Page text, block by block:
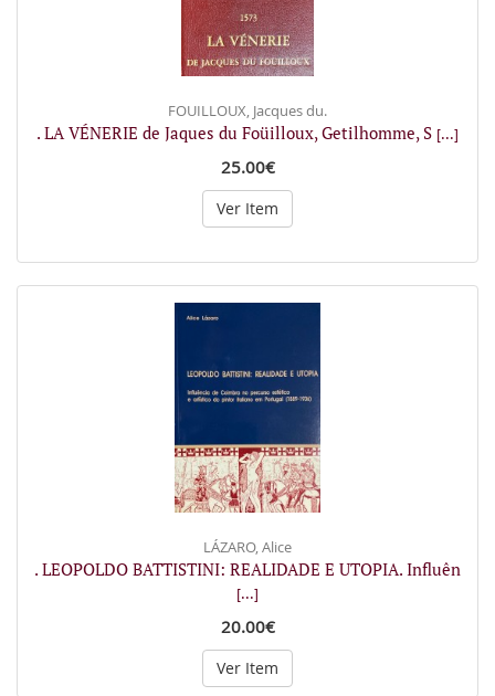
FOUILLOUX, Jacques du.
. LA VÉNERIE de Jaques du Foüilloux, Getilhomme, S [...]
25.00€
Ver Item
LÁZARO, Alice
. LEOPOLDO BATTISTINI: REALIDADE E UTOPIA. Influên
[...]
20.00€
Ver Item